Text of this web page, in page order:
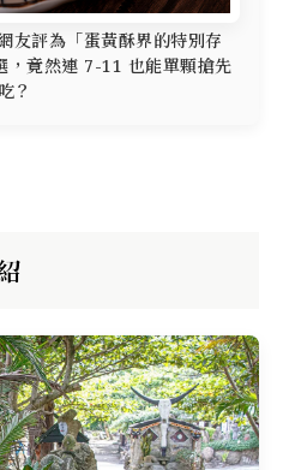
評為「蛋黃酥界的特別存
，竟然連 7-11 也能單顆搶先
吃？